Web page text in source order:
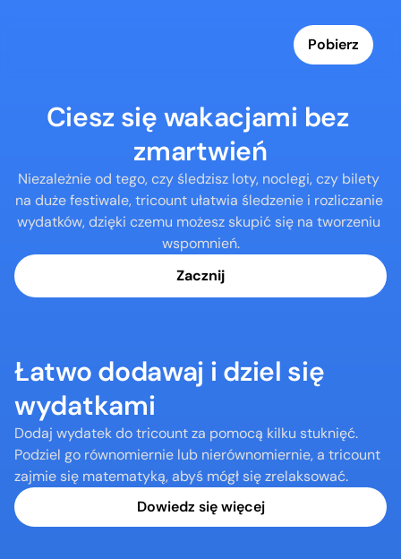
Pobierz
Ciesz się wakacjami bez
zmartwień
Niezależnie od tego, czy śledzisz loty, noclegi, czy bilety
na duże festiwale, tricount ułatwia śledzenie i rozliczanie
wydatków, dzięki czemu możesz skupić się na tworzeniu
wspomnień.
Zacznij
Łatwo dodawaj i dziel się
wydatkami
Dodaj wydatek do tricount za pomocą kilku stuknięć.
Podziel go równomiernie lub nierównomiernie, a tricount
zajmie się matematyką, abyś mógł się zrelaksować.
Dowiedz się więcej